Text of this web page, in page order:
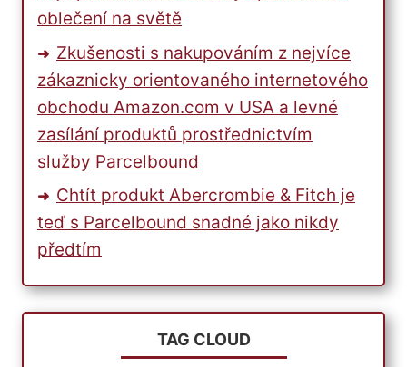
oblečení na světě
Zkušenosti s nakupováním z nejvíce
zákaznicky orientovaného internetového
obchodu Amazon.com v USA a levné
zasílání produktů prostřednictvím
služby Parcelbound
Chtít produkt Abercrombie & Fitch je
teď s Parcelbound snadné jako nikdy
předtím
TAG CLOUD